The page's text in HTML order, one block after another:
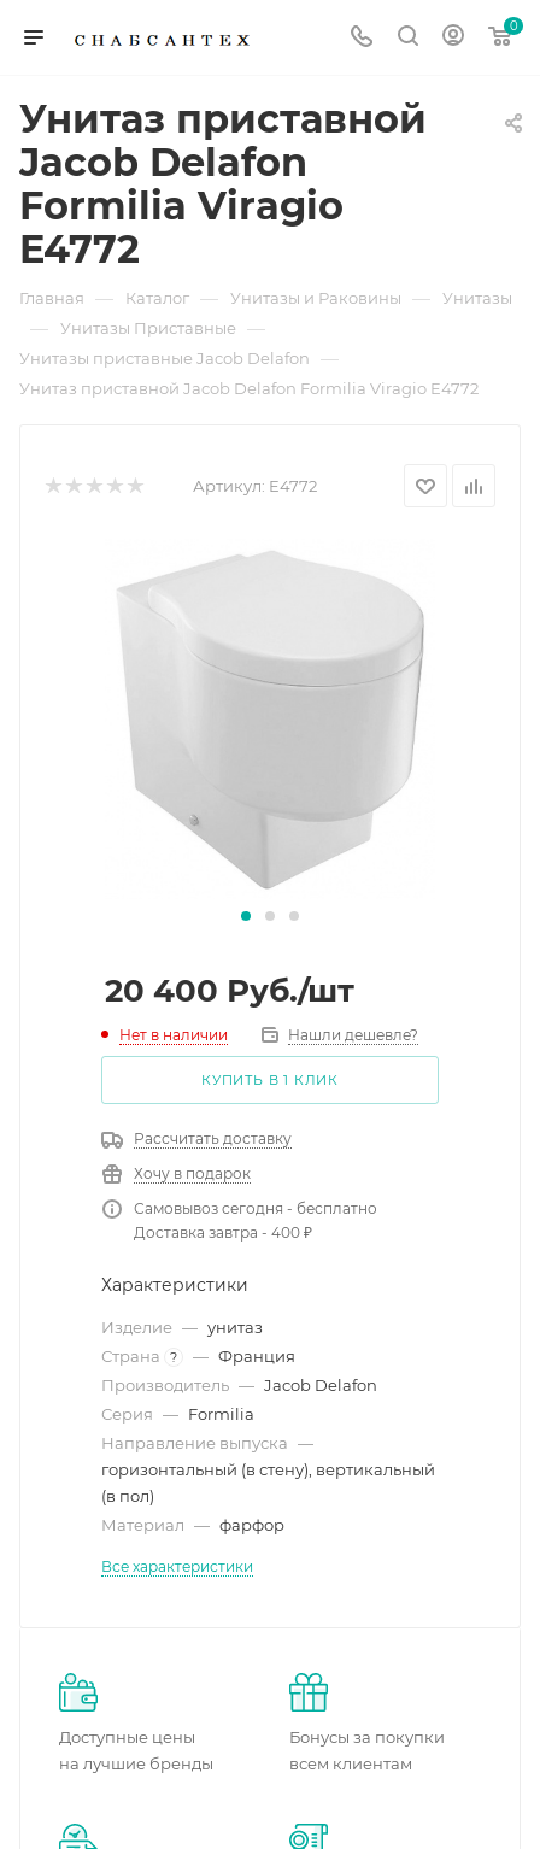
0
Унитаз приставной
Jacob Delafon
Formilia Viragio
E4772
Главная — Каталог — Унитазы и Раковины — Унитазы
— Унитазы Приставные —
Унитазы приставные Jacob Delafon —
Унитаз приставной Jacob Delafon Formilia Viragio E4772
Артикул: E4772
20 400 Руб./шт
Нет в наличии Нашли дешевле?
КУПИТЬ В 1 КЛИК
Рассчитать доставку
Хочу в подарок
Самовывоз сегодня - бесплатно
Доставка завтра - 400 ₽
Характеристики
Изделие — унитаз
Страна
? — Франция
Производитель — Jacob Delafon
Серия — Formilia
Направление выпуска —
горизонтальный (в стену), вертикальный
(в пол)
Материал — фарфор
Все характеристики
Доступные цены
на лучшие бренды
Бонусы за покупки
всем клиентам